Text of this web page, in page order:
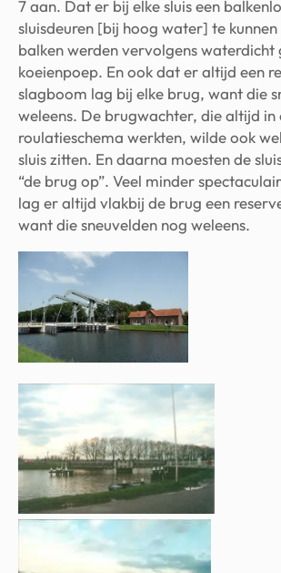
7 aan. Dat er bij elke sluis een
sluisdeuren [bij hoog water] te
balken werden vervolgens waterdicht
koeienpoep. En ook dat er altijd een
slagboom lag bij elke brug, want die
weleens. De brugwachter, die altijd in
roulatieschema werkten, wilde ook
sluis zitten. En daarna moesten de
“de brug op”. Veel minder
lag er altijd vlakbij de brug een
want die sneuvelden nog weleens.